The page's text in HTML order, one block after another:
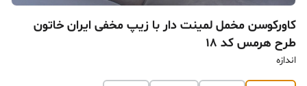
کاورکوسن مخمل لمینت دار با زیپ مخفی ایران خاتون
طرح هرمس کد ۱۸
اندازه